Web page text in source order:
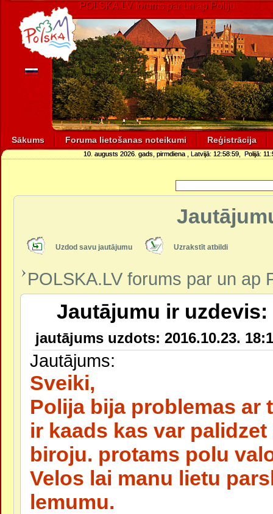
POLSKA.LV forums par un ap Poliju
Sākums Foruma lietošanas noteikumi Reģistrācija
10. augusts 2026. gads, pirmdiena , Latvijā: 12:58:59, Polijā:
Uzdod savu jautājumu Uzrakstīt atbildi
POLSKA.LV forums par un ap
Jautājumu ir uzdevis:
jautājums uzdots: 2016.10.23.
Jautājums:
Sveiki,
Polija bija problemas ar
ir kaads kas var
biroju. protams polu
Velos lai manu lietu
lemumu.